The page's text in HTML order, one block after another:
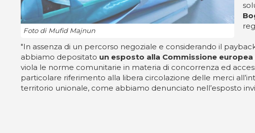
Foto di Mufid Majnun
"In assenza di un percorso negoziale e considerando il
abbiamo depositato un esposto alla Commissione europea
viola le norme comunitarie in materia di concorrenza ed
particolare riferimento alla libera circolazione delle merci
territorio unionale, come abbiamo denunciato nell’esposto